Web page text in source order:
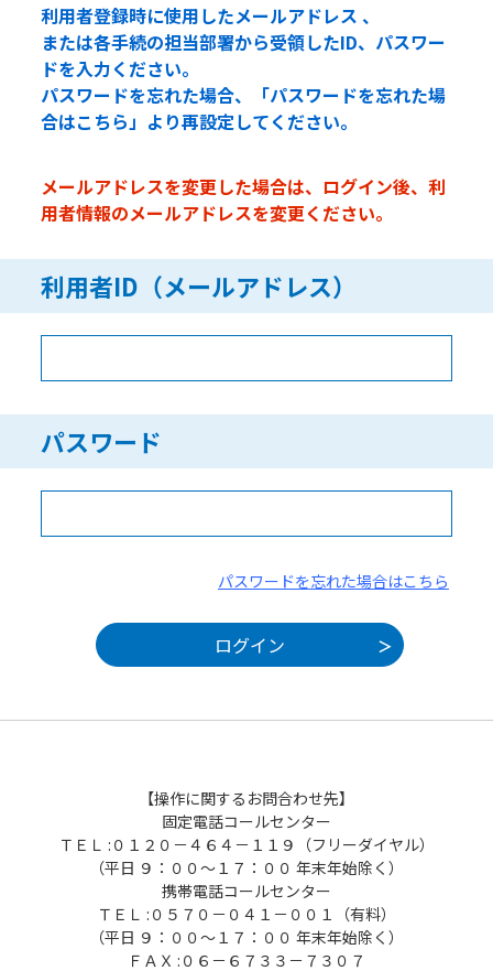
利用者登録時に使用したメールアドレス 、
または各手続の担当部署から受領したID、パスワー
ドを入力ください。
パスワードを忘れた場合、「パスワードを忘れた場
合はこちら」より再設定してください。
メールアドレスを変更した場合は、ログイン後、利
用者情報のメールアドレスを変更ください。
利用者ID（メールアドレス）
パスワード
パスワードを忘れた場合はこちら
【操作に関するお問合わせ先】
固定電話コールセンター
ＴＥＬ :０１２０－４６４－１１９（フリーダイヤル）
（平日 ９：００～１７：００ 年末年始除く）
携帯電話コールセンター
ＴＥＬ :０５７０－０４１－００１（有料）
（平日 ９：００～１７：００ 年末年始除く）
ＦＡＸ :０６－６７３３－７３０７